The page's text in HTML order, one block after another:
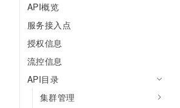
API概览
服务接入点
授权信息
流控信息
API目录
集群管理